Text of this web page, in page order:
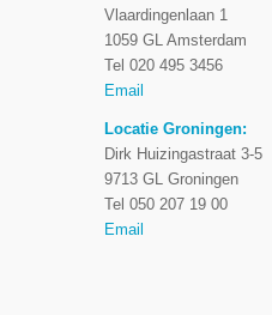
Vlaardingenlaan 1
1059 GL Amsterdam
Tel 020 495 3456
Email
Locatie Groningen:
Dirk Huizingastraat 3-5
9713 GL Groningen
Tel 050 207 19 00
Email